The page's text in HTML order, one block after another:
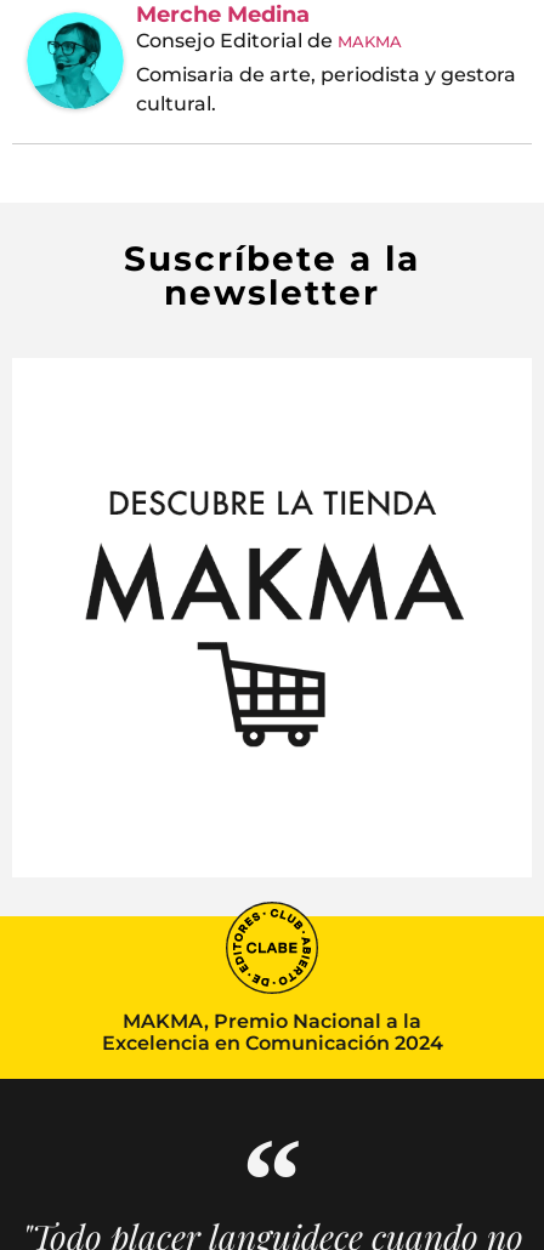
Merche Medina
Consejo Editorial de MAKMA
Comisaria de arte, periodista y gestora
cultural.
Suscríbete a la
newsletter
MAKMA, Premio Nacional a la
Excelencia en Comunicación 2024
"Todo placer languidece cuando no